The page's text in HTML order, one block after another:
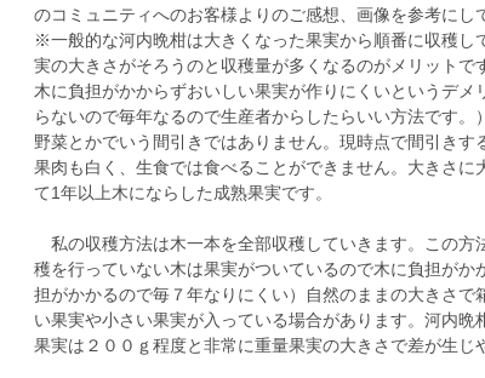
のコミュニティへのお客様よりのご感想、画像を参考にし
※一般的な河内晩柑は大きくなった果実から順番に収穫し
実の大きさがそろうのと収穫量が多くなるのがメリット
木に負担がかからずおいしい果実が作りにくいというデ
らないので毎年なるので生産者からしたらいい方法です。）
野菜とかでいう間引きではありません。現時点で間引きす
果肉も白く、生食では食べることができません。大きさ
て1年以上木にならした成熟果実です。
私の収穫方法は木一本を全部収穫していきます。この方
穫を行っていない木は果実がついているので木に負担がか
担がかかるので毎７年なりにくい）自然のままの大きさで
い果実や小さい果実が入っている場合があります。河内
果実は２００ｇ程度と非常に重量果実の大きさで差が生じ